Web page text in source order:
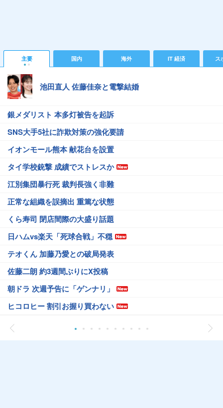
主要 国内 海外 IT 経済 ス
池田直人 佐藤佳奈と電撃結婚
銀メダリスト 本多灯被告を起訴
SNS大手5社に詐欺対策の強化要請
イオンモール熊本 献花台を設置
タイ学校銃撃 成績でストレスか
江別集団暴行死 裁判長強く非難
正常な組織を誤摘出 重篤な状態
くら寿司 閉店間際の大盛り話題
日ハムvs楽天「死球合戦」不穏
テオくん 加藤乃愛との破局発表
佐藤二朗 約3週間ぶりにX投稿
朝ドラ 次週予告に「ゲンナリ」
ヒコロヒー 割引お握り買わない